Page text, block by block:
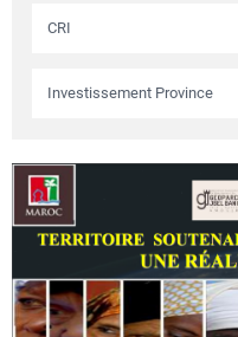
CRI
Investissement Province